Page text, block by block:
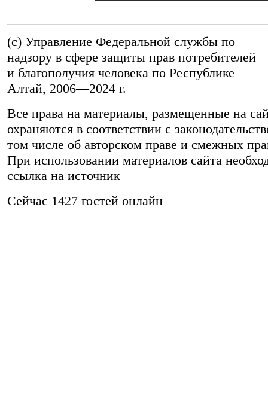
(c) Управление Федеральной службы по
надзору в сфере защиты прав потребителей
и благополучия человека по Республике
Алтай, 2006—2024 г.
Все права на материалы, размещенные на
охраняются в соответствии с
том числе об авторском праве и смежных
При использовании материалов сайта
ссылка на источник
Сейчас 1427 гостей онлайн